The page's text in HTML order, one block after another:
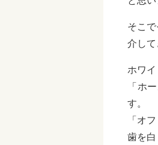
そこ
介して
ホワ
「ホ
す。
「オ
歯を白